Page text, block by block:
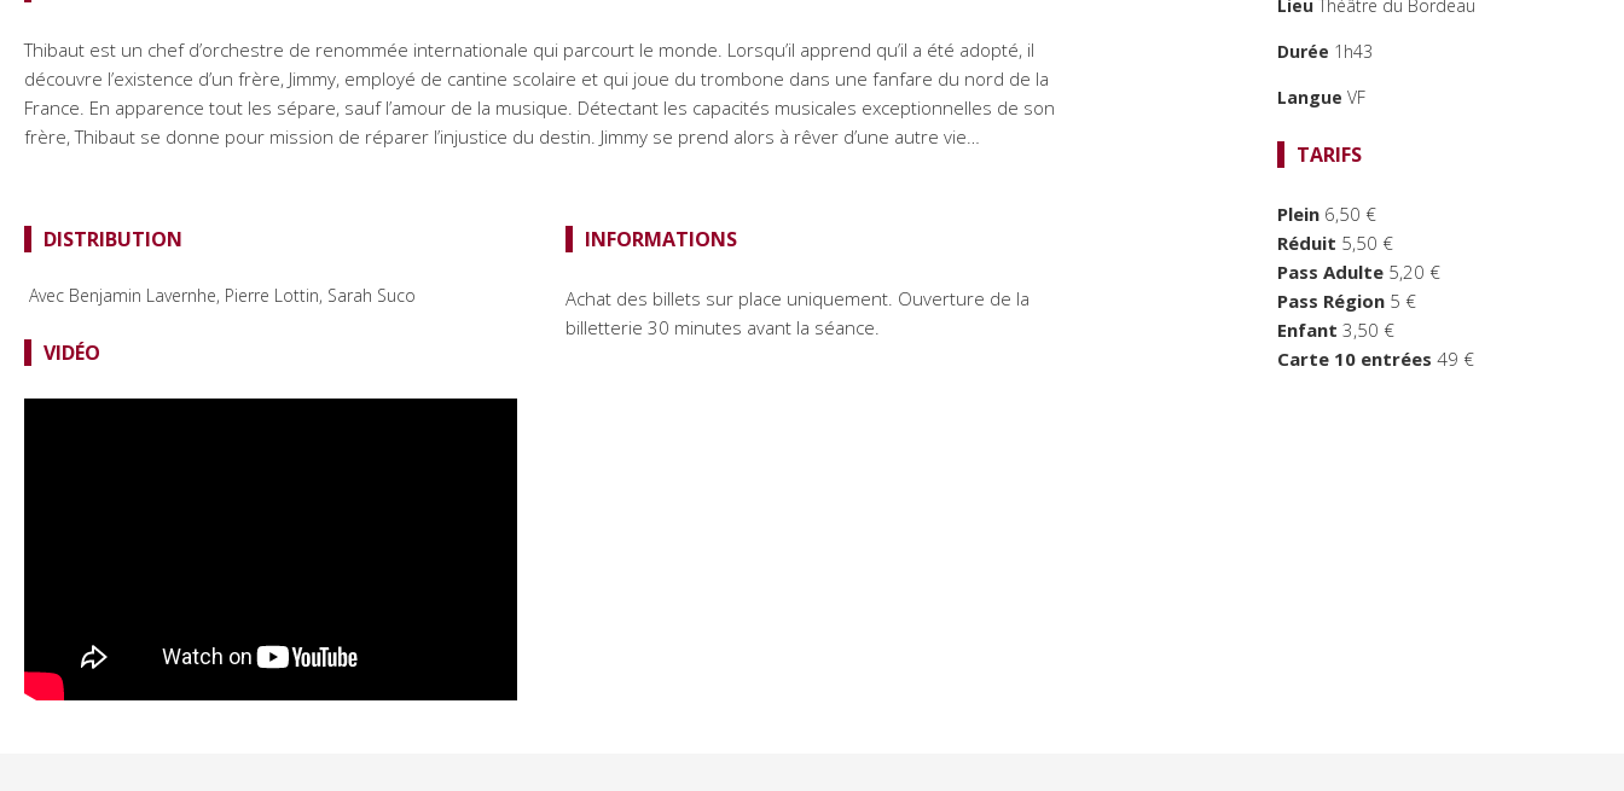
Lieu Théâtre du Bordeau
Durée 1h43
Langue VF
TARIFS
Plein 6,50 €
Réduit 5,50 €
Pass Adulte 5,20 €
Pass Région 5 €
Enfant 3,50 €
Carte 10 entrées 49 €
Thibaut est un chef d’orchestre de renommée internationale qui parcourt le monde. Lorsqu’il apprend qu’il a été adopté, il
découvre l’existence d’un frère, Jimmy, employé de cantine scolaire et qui joue du trombone dans une fanfare du nord de la
France. En apparence tout les sépare, sauf l’amour de la musique. Détectant les capacités musicales exceptionnelles de son
frère, Thibaut se donne pour mission de réparer l’injustice du destin. Jimmy se prend alors à rêver d’une autre vie…
DISTRIBUTION
Avec Benjamin Lavernhe, Pierre Lottin, Sarah Suco
VIDÉO
INFORMATIONS
Achat des billets sur place uniquement. Ouverture de la
billetterie 30 minutes avant la séance.